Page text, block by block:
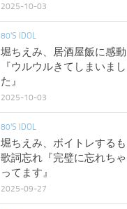
2025-10-03
80'S IDOL
堀ちえみ、居酒屋飯に感動
『ウルウルきてしまいまし
た』
2025-10-03
80'S IDOL
堀ちえみ、ボイトレするも
歌詞忘れ『完璧に忘れちゃ
ってます』
2025-09-27